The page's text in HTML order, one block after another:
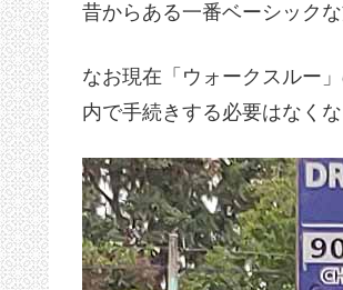
昔からある一番ベーシックな
なお現在「ウォークスルー
内で手続きする必要はなくな